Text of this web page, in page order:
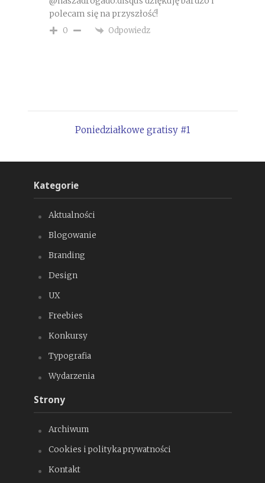
polecam się na przyszłość!
0 Odpowiedz
Poniedziałkowe gratisy #1
Kategorie
Aktualności
Blogowanie
Branding
Design
UX
Freebies
Konkursy
Typografia
Wydarzenia
Strony
Archiwum
Cookies i polityka prywatności
Kontakt